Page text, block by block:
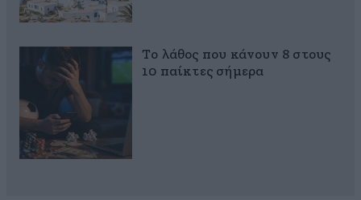
Το λάθος που κάνουν 8 στους
10 παίκτες σήμερα